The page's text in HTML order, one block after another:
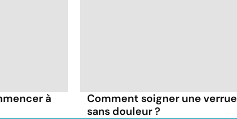
à
Comment soigner une verrue
sans douleur ?